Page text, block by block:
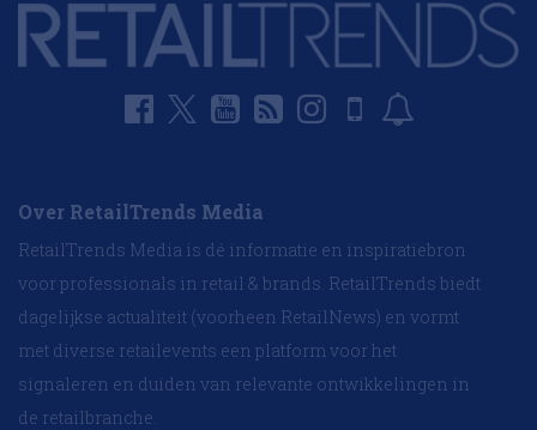
Over RetailTrends Media
RetailTrends Media is dé informatie en inspiratiebron
voor professionals in retail & brands. RetailTrends biedt
dagelijkse actualiteit (voorheen RetailNews) en vormt
met diverse retailevents een platform voor het
signaleren en duiden van relevante ontwikkelingen in
de retailbranche.